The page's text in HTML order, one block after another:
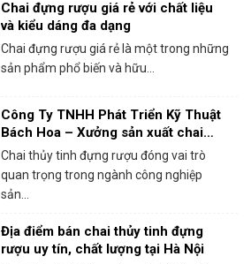
Chai đựng rượu giá rẻ với chất liệu
và kiểu dáng đa dạng
Chai đựng rượu giá rẻ là một trong những
sản phẩm phổ biến và hữu...
Công Ty TNHH Phát Triển Kỹ Thuật
Bách Hoa – Xưởng sản xuất chai
thủy tinh đựng rượu chất lượng
Chai thủy tinh đựng rượu đóng vai trò
quan trọng trong ngành công nghiệp
sản...
Địa điểm bán chai thủy tinh đựng
rượu uy tín, chất lượng tại Hà Nội